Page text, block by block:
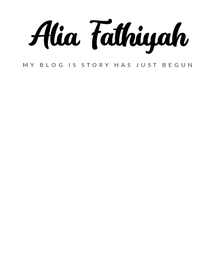
MY BLOG IS STORY HAS JUST BEGUN